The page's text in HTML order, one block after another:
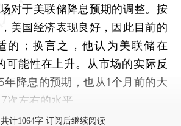
对于美联储降息预期的调整。按
美国经济表现良好，因此目前的
的；换言之，他认为美联储在
可能性在上升。从市场的实际反
降息的预期，也从1个月前的大
次左右的水平。
计1064字 订阅后继续阅读